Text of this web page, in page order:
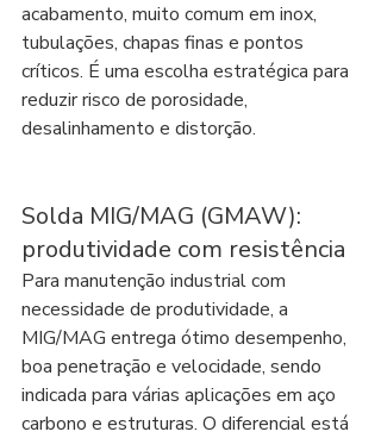
acabamento, muito comum em inox,
tubulações, chapas finas e pontos
críticos. É uma escolha estratégica para
reduzir risco de porosidade,
desalinhamento e distorção.
Solda MIG/MAG (GMAW):
produtividade com resistência
Para manutenção industrial com
necessidade de produtividade, a
MIG/MAG entrega ótimo desempenho,
boa penetração e velocidade, sendo
indicada para várias aplicações em aço
carbono e estruturas. O diferencial está